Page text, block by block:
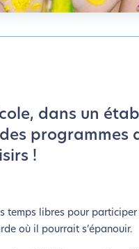
dans un
programmes
!
temps libres pour
où il pourrait s’épanouir.